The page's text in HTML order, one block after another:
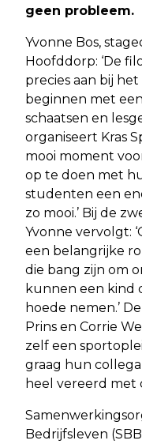
geen probleem.
Yvonne Bos,
Hoofddorp: ‘De
precies aan bij
beginnen met
schaatsen en
organiseert Kras
mooi moment
op te doen met
studenten een
zo mooi.’ Bij de
Yvonne vervolgt:
een belangrijke
die bang zijn om
kunnen een kind
hoede nemen.’
Prins en Corrie
zelf een
graag hun
heel vereerd met
Bedrijfsleven